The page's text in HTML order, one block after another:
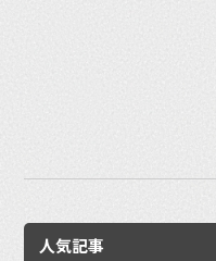
人気記事